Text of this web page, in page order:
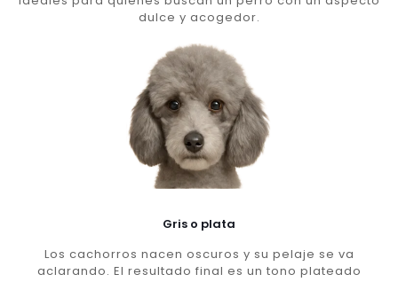
dulce y acogedor.
Gris o plata
Los cachorros nacen oscuros y su pelaje se va
aclarando. El resultado final es un tono plateado